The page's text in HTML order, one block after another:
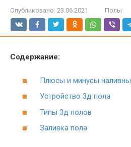
Опубликовано: 23.06.2021 Полы
Содержание:
Плюсы и минусы
Устройство 3д пола
Типы 3д полов
Заливка пола